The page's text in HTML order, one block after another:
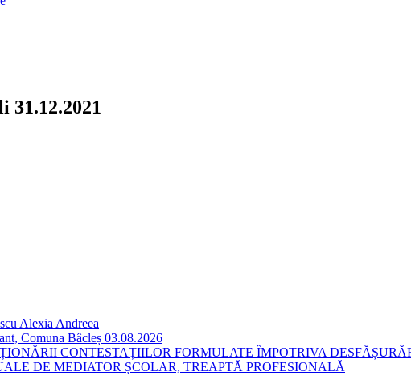
31.12.2021
Alexia Andreea
Comuna Bâcleș 03.08.2026
CONTESTAȚIILOR FORMULATE ÎMPOTRIVA
DE MEDIATOR ȘCOLAR, TREAPTĂ PROFESIONALĂ